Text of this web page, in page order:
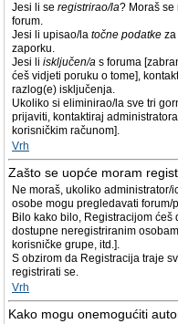
Jesi li se registrirao/la? Moraš se
forum.
Jesi li upisao/la točne podatke
zaporku.
Jesi li isključen/a s foruma
ćeš vidjeti poruku o tome],
razlog(e) isključenja.
Ukoliko si eliminirao/la sve tri
prijaviti, kontaktiraj
korisničkim računom].
Vrh
Zašto se uopće moram
Ne moraš, ukoliko
osobe mogu pregledavati forum/
Bilo kako bilo, Registracijom
dostupne neregistriranim
korisničke grupe, itd.].
S obzirom da Registracija traje
registrirati se.
Vrh
Kako mogu onemogućiti